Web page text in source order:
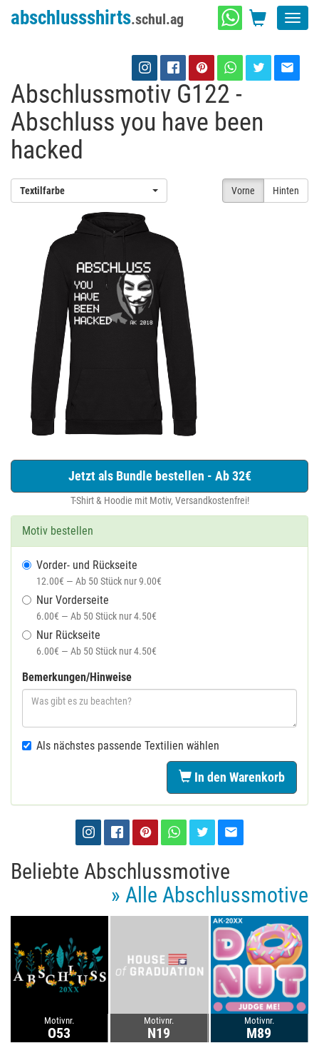
abschlussshirts.schul.ag
Abschlussmotiv G122 -
Abschluss you have been
hacked
Vorne Hinten
Textilfarbe
Jetzt als Bundle bestellen - Ab 32€
T-Shirt & Hoodie mit Motiv, Versandkostenfrei!
Motiv bestellen
Vorder- und Rückseite
12.00€ — Ab 50 Stück nur 9.00€
Nur Vorderseite
6.00€ — Ab 50 Stück nur 4.50€
Nur Rückseite
6.00€ — Ab 50 Stück nur 4.50€
Bemerkungen/Hinweise
Als nächstes passende Textilien wählen
In den Warenkorb
Beliebte Abschlussmotive
» Alle Abschlussmotive
Motivnr.
O53
Motivnr.
N19
Motivnr.
M89